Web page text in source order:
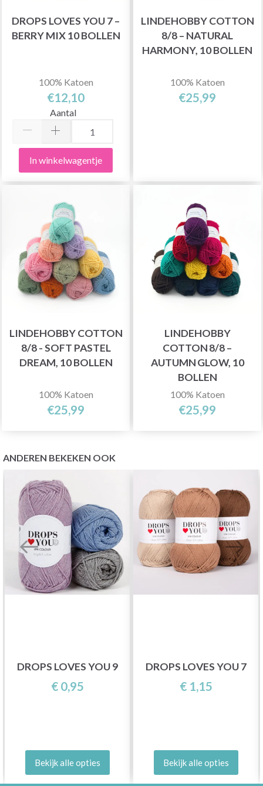
DROPS LOVES YOU 7 –
BERRY MIX 10 BOLLEN
100% Katoen
€12,10
Aantal
In winkelwagentje
LINDEHOBBY COTTON
8/8 – NATURAL
HARMONY, 10 BOLLEN
100% Katoen
€25,99
LINDEHOBBY COTTON
8/8 - SOFT PASTEL
DREAM, 10 BOLLEN
100% Katoen
€25,99
LINDEHOBBY
COTTON 8/8 –
AUTUMN GLOW, 10
BOLLEN
100% Katoen
€25,99
ANDEREN BEKEKEN OOK
DROPS LOVES YOU 9
€ 0,95
Bekijk alle opties
DROPS LOVES YOU 7
€ 1,15
Bekijk alle opties